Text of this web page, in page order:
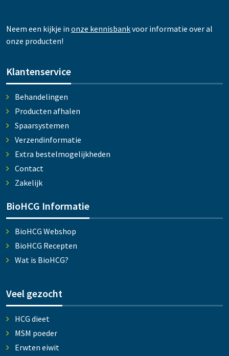
Neem een kijkje in onze kennisbankvoor informatie over al
onze producten!
Klantenservice
Behandelingen
Producten afhalen
Spaarsystemen
Verzendinformatie
Extra bestelmogelijkheden
Contact
Zakelijk
BioHCG Informatie
BioHCG Webshop
BioHCG Recepten
Wat is BioHCG?
Veel gezocht
HCG dieet
MSM poeder
Erwten eiwit